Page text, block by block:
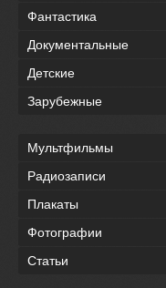
Фантастика
Документальные
Детские
Зарубежные
Мультфильмы
Радиозаписи
Плакаты
Фотографии
Статьи